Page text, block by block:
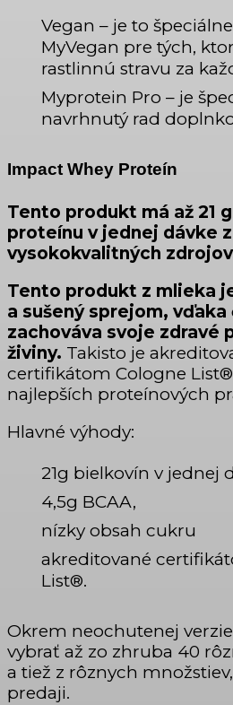
Vegan – je to
MyVegan pre tých,
rastlinnú stravu za
Myprotein Pro – je
navrhnutý rad
Impact Whey Proteín
Tento produkt má až 21
proteínu v jednej dávke z
vysokokvalitných
Tento produkt z mlieka
a sušený sprejom, vďaka
zachováva svoje zdravé
živiny. Takisto je
certifikátom Cologne
najlepších proteínových
Hlavné výhody:
21g bielkovín v jednej
4,5g BCAA,
nízky obsah cukru
akreditované
List®.
Okrem neochutenej
vybrať až zo zhruba 40
a tiež z rôznych
predaji.